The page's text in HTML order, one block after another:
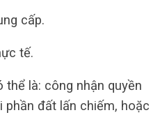
cấp.
tế.
thể là: công nhận quyền
phần đất lấn chiếm, hoặc